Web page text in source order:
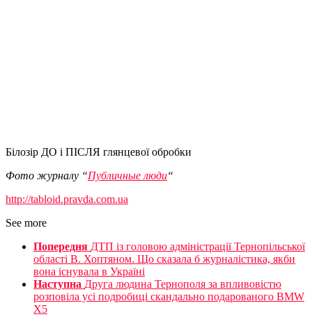
Білозір ДО і ПІСЛЯ глянцевої обробки
Фото журналу “Публичные люди“
http://tabloid.pravda.com.ua
See more
Попередня ДТП із головою адміністрації Тернопільської
області В. Хоптяном. Що сказала б журналістика, якби
вона існувала в Україні
Наступна Друга людина Тернополя за впливовістю
розповіла усі подробиці скандально подарованого BMW
X5